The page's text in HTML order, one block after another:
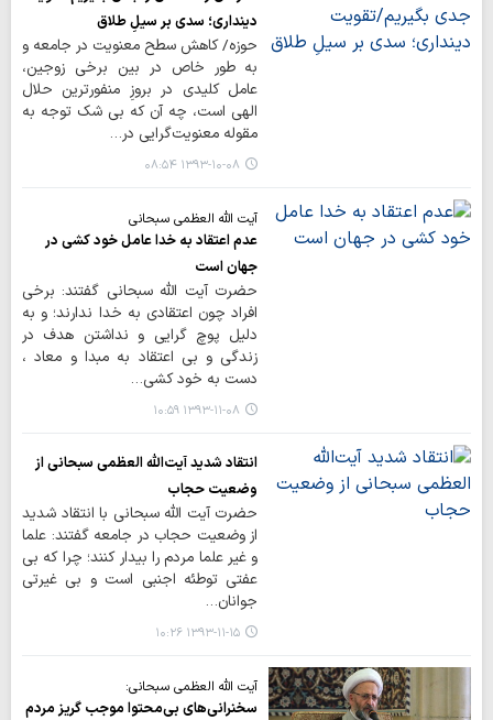
دینداری؛ سدی بر سیلِ طلاق
حوزه/ كاهش سطح معنويت در جامعه و
به طور خاص در بین برخی زوجین،
عامل كليدي در بروزِ منفورترين حلال
الهي است، چه آن كه بي شك توجه به
مقوله معنويت‌گرايي در…
۱۳۹۳-۱۰-۰۸ ۰۸:۵۴
آیت الله العظمی سبحانی
عدم اعتقاد به خدا عامل خود کشی در
جهان است
حضرت آیت الله سبحانی گفتند: برخی
افراد چون اعتقادی به خدا ندارند؛ و به
دلیل پوچ گرایی و نداشتن هدف در
زندگی و بی اعتقاد به مبدا و معاد ،
دست به خود کشی…
۱۳۹۳-۱۱-۰۸ ۱۰:۵۹
انتقاد شدید آیت‌الله العظمی سبحانی از
وضعیت حجاب
حضرت آیت الله سبحانی با انتقاد شدید
از وضعیت حجاب در جامعه گفتند: علما
و غیر علما مردم را بیدار کنند؛ چرا که بی
عفتی توطئه اجنبی است و بی غیرتی
جوانان…
۱۳۹۳-۱۱-۱۵ ۱۰:۲۶
آیت الله العظمی سبحانی:
سخنرانی‌های بی‌محتوا موجب گریز مردم